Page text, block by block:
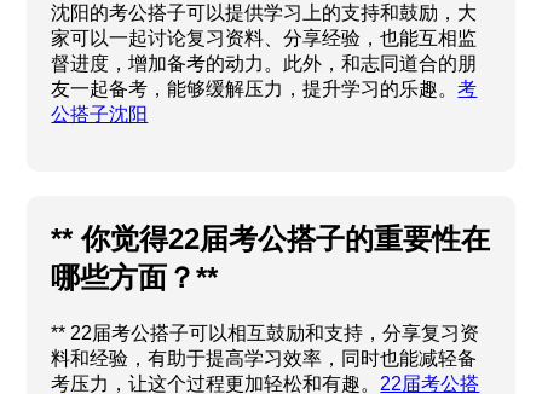
沈阳的考公搭子可以提供学习上的支持和鼓励，大
家可以一起讨论复习资料、分享经验，也能互相监
督进度，增加备考的动力。此外，和志同道合的朋
友一起备考，能够缓解压力，提升学习的乐趣。考
公搭子沈阳
** 你觉得22届考公搭子的重要性在
哪些方面？**
** 22届考公搭子可以相互鼓励和支持，分享复习资
料和经验，有助于提高学习效率，同时也能减轻备
考压力，让这个过程更加轻松和有趣。 22届考公搭